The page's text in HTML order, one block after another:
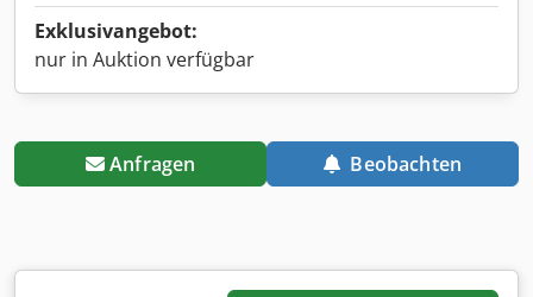
Exklusivangebot:
nur in Auktion verfügbar
Anfragen Beobachten